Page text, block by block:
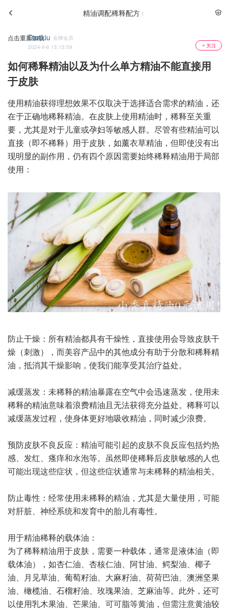
精油调配稀释配方
点击重新加载
Dankiu 金牌会员
2024-9-6 15:15:59
关注
如何稀释精油以及为什么单方精油不能直接用
于皮肤
使用精油获得理想效果不仅取决于选择适合需求的精油，还
在于正确地稀释精油。在皮肤上使用精油时，稀释至关重
要，尤其是对于儿童或孕妇等敏感人群。尽管有些精油可以
直接（即不稀释）用于皮肤，如薰衣草精油，但即使没有出
现明显的副作用，仍有四个原因需要始终稀释精油用于局部
使用：
防止干燥：所有精油都具有干燥性，直接使用会导致皮肤干
燥（刺激），而美容产品中的其他成分有助于分散和稀释精
油，抵消其干燥影响，使我们能享受其治疗益处。
减缓蒸发：未稀释的精油暴露在空气中会迅速蒸发，使用未
稀释的精油意味着浪费精油且无法获得充分益处。稀释可以
减缓蒸发过程，使身体更好地吸收精油，同时减少浪费。
预防皮肤不良反应：精油可能引起的皮肤不良反应包括灼热
感、发红、瘙痒和水泡等。虽然即使稀释后皮肤敏感的人也
可能出现这些症状，但这些症状通常与未稀释的精油相关。
防止毒性：经常使用未稀释的精油，尤其是大量使用，可能
对肝脏、神经系统和发育中的胎儿有毒性。
用于精油稀释的载体油：
为了稀释精油用于皮肤，需要一种载体，通常是液体油（即
载体油），如杏仁油、杏核仁油、阿甘油、鳄梨油、椰子
油、月见草油、葡萄籽油、大麻籽油、荷荷巴油、澳洲坚果
油、橄榄油、石榴籽油、玫瑰果油、芝麻油等。此外，还可
以使用乳木果油、芒果油、可可脂等黄油，但需注意黄油较